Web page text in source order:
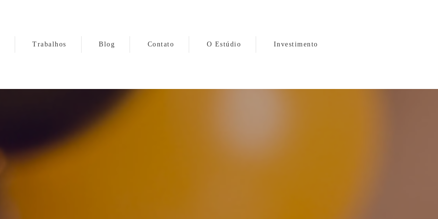
Trabalhos Blog Contato O Estúdio Investimento